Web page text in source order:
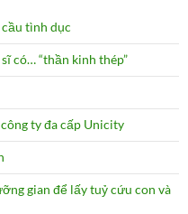
tình dục
có… “thần kinh thép”
ty đa cấp Unicity
gian để lấy tuỷ cứu con và